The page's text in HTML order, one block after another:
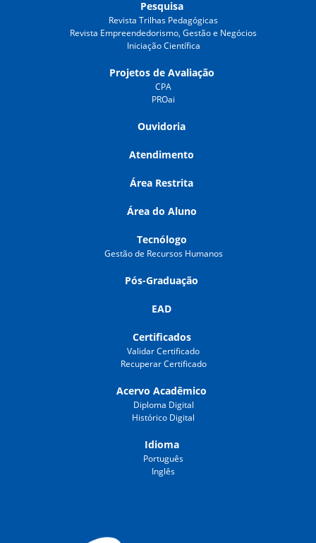
Pesquisa
Revista Trilhas Pedagógicas
Revista Empreendedorismo, Gestão e Negócios
Iniciação Científica
Projetos de Avaliação
CPA
PROai
Ouvidoria
Atendimento
Área Restrita
Área do Aluno
Tecnólogo
Gestão de Recursos Humanos
Pós-Graduação
EAD
Certificados
Validar Certificado
Recuperar Certificado
Acervo Acadêmico
Diploma Digital
Histórico Digital
Idioma
Português
Inglês